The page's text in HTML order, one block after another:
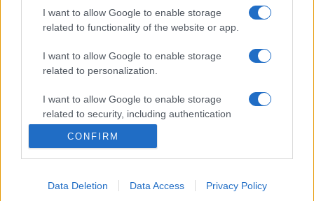
I want to allow Google to enable storage
related to functionality of the website or app.
I want to allow Google to enable storage
related to personalization.
I want to allow Google to enable storage
related to security, including authentication
functionality and fraud prevention, and other
user protection.
CONFIRM
Data Deletion Data Access Privacy Policy
mellett
Amire többmillióan vártunk: szombattól
Kecskeméten is szakirányú